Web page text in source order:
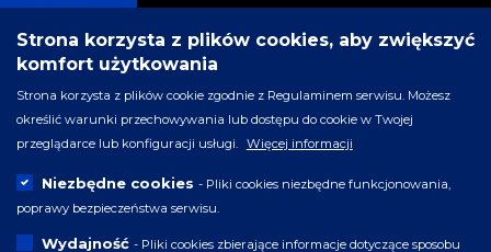
Strona korzysta z plików cookies, aby zwiększyć
komfort użytkowania
Strona korzysta z plików cookie zgodnie z Regulaminem serwisu. Możesz
określić warunki przechowywania lub dostępu do cookie w Twojej
przeglądarce lub konfiguracji usługi.
Więcej informacji
Niezbędne cookies - Pliki cookies niezbędne funkcjonowania,
poprawy bezpieczeństwa serwisu.
Wydajność - Pliki cookies zbierające informacje dotyczące sposobu